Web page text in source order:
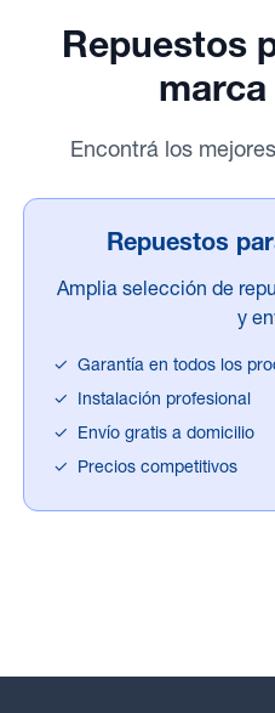
Repuestos
Encontrá los
Repuestos
Amplia selección de
y
✓
Garantía en todos los
✓
Instalación profesional
✓
Envío gratis a domicilio
✓
Precios competitivos